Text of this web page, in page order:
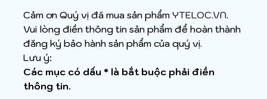
Cảm ơn Quý vị đã mua sản phẩm YTELOC.VN.
Vui lòng điền thông tin sản phẩm để hoàn thành
đăng ký bảo hành sản phẩm của quý vị.
Lưu ý:
Các mục có dấu * là bắt buộc phải điền
thông tin.